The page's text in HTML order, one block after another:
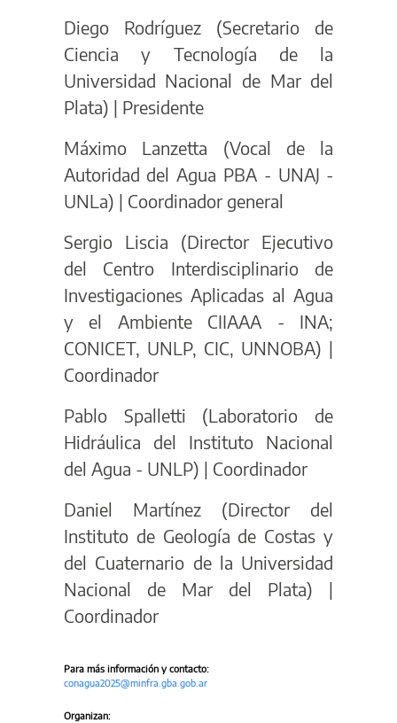
Diego Rodríguez (Secretario de
Ciencia y Tecnología de la
Universidad Nacional de Mar del
Plata) | Presidente
Máximo Lanzetta (Vocal de la
Autoridad del Agua PBA - UNAJ -
UNLa) | Coordinador general
Sergio Liscia (Director Ejecutivo
del Centro Interdisciplinario de
Investigaciones Aplicadas al Agua
y el Ambiente CIIAAA - INA;
CONICET, UNLP, CIC, UNNOBA) |
Coordinador
Pablo Spalletti (Laboratorio de
Hidráulica del Instituto Nacional
del Agua - UNLP) | Coordinador
Daniel Martínez (Director del
Instituto de Geología de Costas y
del Cuaternario de la Universidad
Nacional de Mar del Plata) |
Coordinador
Para más información y contacto:
conagua2025@minfra.gba.gob.ar
Organizan: